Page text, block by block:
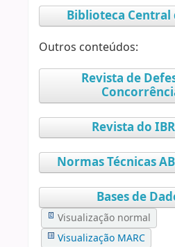
Biblioteca Central
Outros conteúdos:
Revista de
Revista do
Normas Técnicas
Bases de
Visualização normal
Visualização MARC